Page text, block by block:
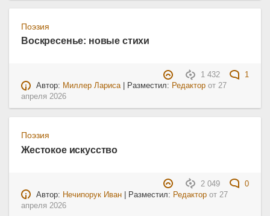
Поэзия
Воскресенье: новые стихи
1 432
1
Автор: Миллер Лариса| Разместил: Редактор от27
апреля 2026
Поэзия
Жестокое искусство
2 049
0
Автор: Нечипорук Иван | Разместил: Редактор от27
апреля 2026